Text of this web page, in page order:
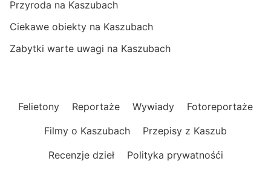
Przyroda na Kaszubach
Ciekawe obiekty na Kaszubach
Zabytki warte uwagi na Kaszubach
Felietony Reportaże Wywiady
Fotoreportaże
Filmy o Kaszubach
Przepisy z Kaszub
Recenzje dzieł
Polityka prywatnośći